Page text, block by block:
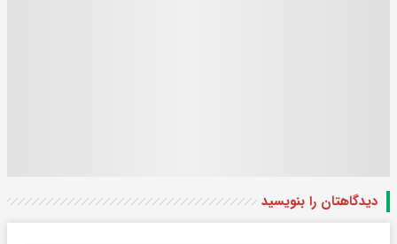
دیدگاهتان را بنویسید